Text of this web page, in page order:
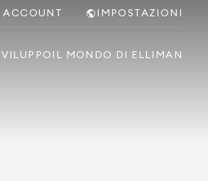
ACCOUNT IMPOSTAZIONI
IL MONDO DI ELLIMAN